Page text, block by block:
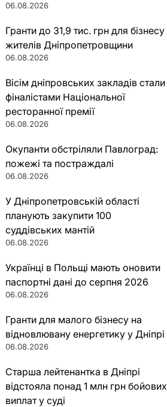
06.08.2026
Гранти до 31,9 тис. грн для бізнесу
жителів Дніпропетровщини
06.08.2026
Вісім дніпровських закладів стали
фіналістами Національної
ресторанної премії
06.08.2026
Окупанти обстріляли Павлоград:
пожежі та постраждалі
06.08.2026
У Дніпропетровській області
планують закупити 100
суддівських мантій
06.08.2026
Українці в Польщі мають оновити
паспортні дані до серпня 2026
06.08.2026
Гранти для малого бізнесу на
відновлювану енергетику у Дніпрі
06.08.2026
Старша лейтенантка в Дніпрі
відстояла понад 1 млн грн бойових
виплат у суді